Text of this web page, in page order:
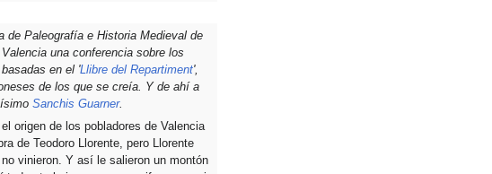
de Paleografía e Historia Medieval de
una conferencia sobre los
en el 'Llibre del Repartiment',
de los que se creía. Y de ahí a
Sanchis Guarner.
origen de los pobladores de Valencia
de Teodoro Llorente, pero Llorente
vinieron. Y así le salieron un montón